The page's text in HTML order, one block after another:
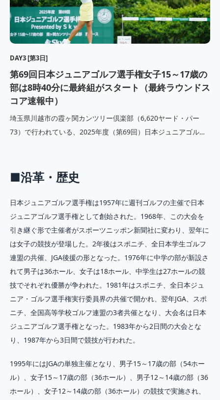
DAY3 [第3日]
第69回日本ジュニアゴルフ選手権女子15～17歳の
部は8時40分に最終組がスタート（最終ラウンドス
コア速報中）
埼玉県川越市の霞ヶ関カンツリー倶楽部（6,620ヤード・パー
73）で行われている、2025年度（第69回）日本ジュニアゴルフ
している。 ●スコア速報はこちら 前日の […]
■沿革・歴史
日本ジュニアゴルフ選手権は1957年に週刊ゴルフの主催で日本
ジュニアゴルフ選手権として創始された。1968年、この大会を
引き継ぐ形で主催者がスポーツニッポン新聞社に変わり、翌年に
は女子の競技が登場した。2年後はスポニチ、全日本学生ゴルフ
連盟の共催、JGA後援の形となった。1976年に中学の部が新設さ
れて男子は36ホール、女子は18ホール、中学生は27ホールの競
技でそれぞれ優勝が争われた。1981年はスポニチ、全日本ジュ
ニア・ゴルフ選手権実行委員界の共催で開かれ、翌年JGA、スポ
ニチ、全国高等学校ゴルフ連盟の3者共催となり、大会名は日本
ジュニアゴルフ選手権となった。1983年から2日間の大会とな
り、1987年から3日間で競技が行われた。
1995年にはJGAの単独主催となり、男子15～17歳の部（54ホー
ル）、女子15～17歳の部（36ホール）、男子12～14歳の部（36
ホール）、女子12～14歳の部（36ホール）の競技で実施され、